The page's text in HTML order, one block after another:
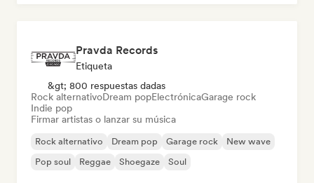
Pravda Records
Etiqueta
&gt; 800 respuestas dadas
Rock alternativoDream popElectrónicaGarage rock
Indie pop
Firmar artistas o lanzar su música
Rock alternativo Dream pop Garage rock
New wave
Pop soul
Reggae Shoegaze Soul